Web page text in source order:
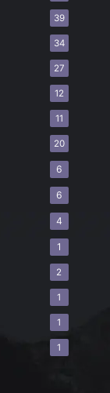
39
34
27
12
11
20
6
6
4
1
2
1
1
1